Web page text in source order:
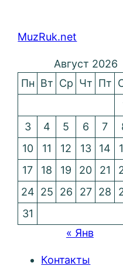
MuzRuk.net
Август 2026
Пн Вт Ср Чт Пт
3
4 5 6 7
10
11 12 13 14
17
18 19 20 21
24 25 26 27 28
31
« Янв
Контакты